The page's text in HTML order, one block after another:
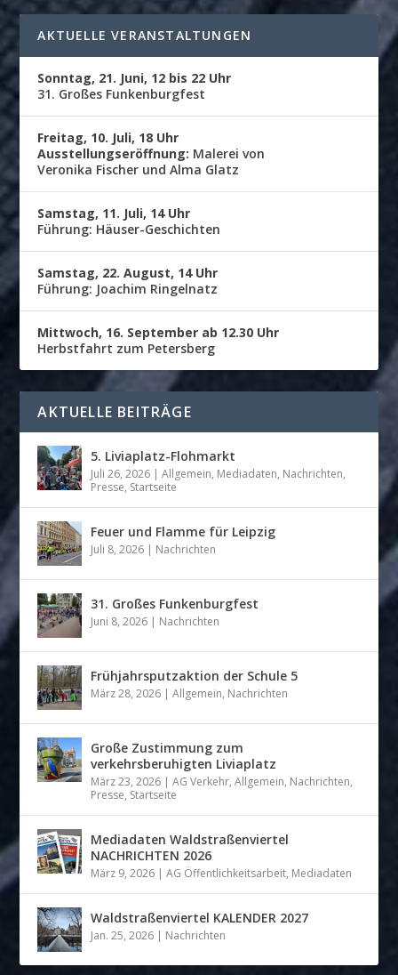
AKTUELLE VERANSTALTUNGEN
Sonntag, 21. Juni, 12 bis 22 Uhr
31. Großes Funkenburgfest
Freitag, 10. Juli, 18 Uhr
Ausstellungseröffnung: Malerei von
Veronika Fischer und Alma Glatz
Samstag, 11. Juli, 14 Uhr
Führung: Häuser-Geschichten
Samstag, 22. August, 14 Uhr
Führung: Joachim Ringelnatz
Mittwoch, 16. September ab 12.30 Uhr
Herbstfahrt zum Petersberg
AKTUELLE BEITRÄGE
5. Liviaplatz-Flohmarkt
Juli 26, 2026 |Allgemein, Mediadaten, Nachrichten,
Presse, Startseite
Feuer und Flamme für Leipzig
Juli 8, 2026 | Nachrichten
31. Großes Funkenburgfest
Juni 8, 2026 | Nachrichten
Frühjahrsputzaktion der Schule 5
März 28, 2026 |Allgemein, Nachrichten
Große Zustimmung zum
verkehrsberuhigten Liviaplatz
März 23, 2026 |AG Verkehr,Allgemein, Nachrichten,
Presse, Startseite
Mediadaten Waldstraßenviertel
NACHRICHTEN 2026
März 9, 2026 |AG Öffentlichkeitsarbeit, Mediadaten
Waldstraßenviertel KALENDER 2027
Jan. 25, 2026 | Nachrichten